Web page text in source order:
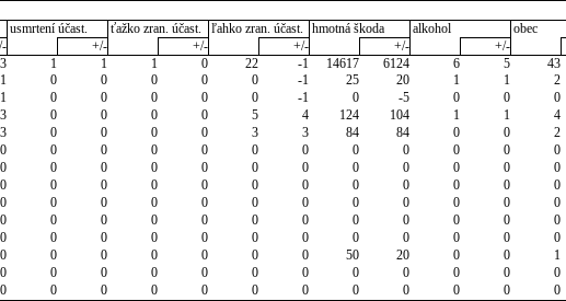
usmrtení účast. ťažko zran. účast. ľahko zran. účast. hmotná škoda alkohol
obec
+/- +/- +/- +/- +/-
3 1 1 1 0 22 -1 14617 6124 6 5 43
1 0 0 0 0 0 -1 25 20 1 1 2
0 0 0 0 0 -1 0 -5 0 0 0
3 0 0 0 0 5 4 124 104 1 1 4
3 0 0 0 0 3 3 84 84 0 0 2
0 0 0 0 0 0 0 0 0 0 0 0
0 0 0 0 0 0 0 0 0 0 0 0
0 0 0 0 0 0 0 0 0 0 0 0
0 0 0 0 0 0 0 0 0 0 0 0
0 0 0 0 0 0 0 0 0 0 0 0
0 0 0 0 0 0 0 0 0 0 0 0
0 0 0 0 0 0 0 50 20 0 0 1
0 0 0 0 0 0 0 0 0 0 0 0
0 0 0 0 0 0 0 0 0 0 0 0